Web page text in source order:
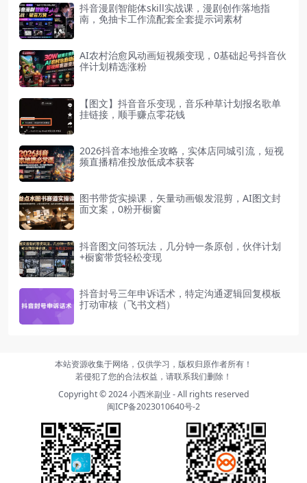
抖音漫剧智能体skill实战课，漫剧创作落地指
南，免抽卡工作流配套全套提示词素材
AI农村治愈风动画短视频变现，0基础起号抖音伙
伴计划精选涨粉
【图文】抖音音乐变现，音乐种草计划报名歌单
挂链接，顺手赚点零花钱
2026抖音本地推全攻略，实体店同城引流，短视
频直播精准投放低成本获客
图书带货实操课，矢量动画银发混剪，AI图文封
面文案，0粉开橱窗
抖音图文问答玩法，几分钟一条原创，伙伴计划
+橱窗带货轻松变现
抖音封号三年申诉话术，特定沟通逻辑回复模板
打动审核（飞书文档）
本站资源收集于网络，仅供学习，版权归原作者所有！
若侵犯了您的合法权益，请联系我们删除！
Copyright © 2024小西米副业 - All rights reserved
闽ICP备2023010640号-2